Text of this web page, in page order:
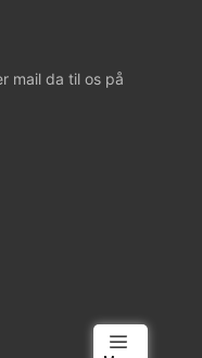
mail da til os på